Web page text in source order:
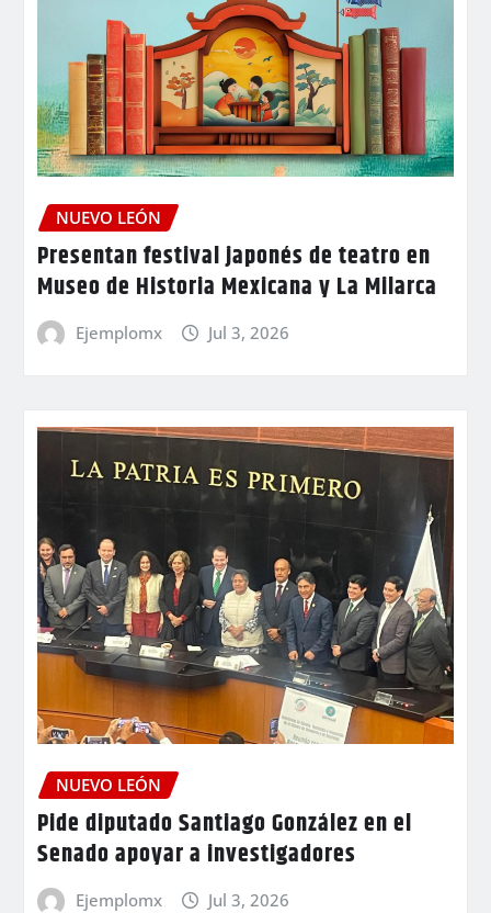
NUEVO LEÓN
Presentan festival japonés de teatro en
Museo de Historia Mexicana y La Milarca
Ejemplomx Jul 3, 2026
NUEVO LEÓN
Pide diputado Santiago González en el
Senado apoyar a investigadores
Ejemplomx Jul 3, 2026